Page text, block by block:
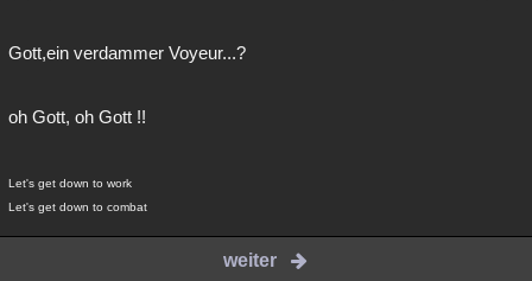
Gott,ein verdammer Voyeur...?
oh Gott, oh Gott !!
Let's get down to work
Let's get down to combat
weiter